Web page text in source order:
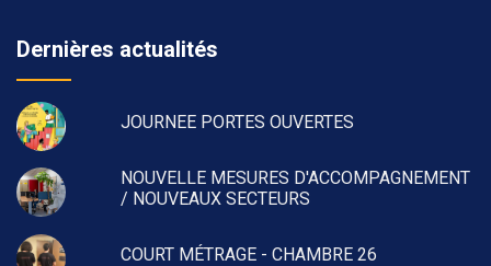
Dernières actualités
JOURNEE PORTES OUVERTES
NOUVELLE MESURES D'ACCOMPAGNEMENT
/ NOUVEAUX SECTEURS
COURT MÉTRAGE - CHAMBRE 26